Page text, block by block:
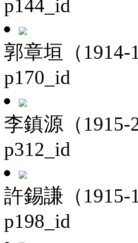
p144_id
郭章垣（1914-
p170_id
李鎮源（1915-
p312_id
許錫謙（1915-
p198_id